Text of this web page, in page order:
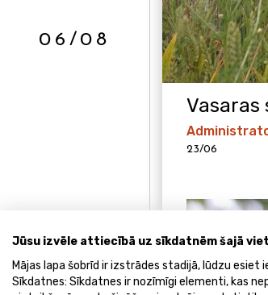
06/08
Vasaras
23/06
Jūsu izvēle attiecībā uz sīkdatnēm šajā
Mājas lapa šobrīd ir izstrādes stadijā, lūdzu esiet
Sīkdatnes: Sīkdatnes ir nozīmīgi elementi, kas